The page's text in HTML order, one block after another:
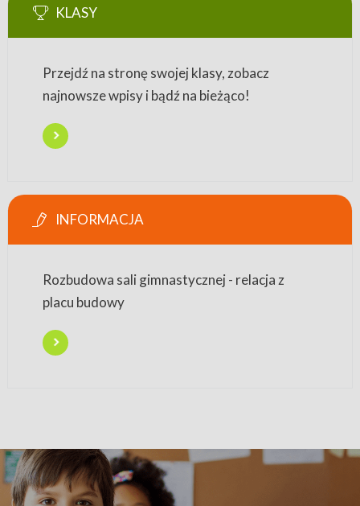
KLASY
Przejdź na stronę swojej klasy, zobacz
najnowsze wpisy i bądź na bieżąco!
INFORMACJA
Rozbudowa sali gimnastycznej - relacja z
placu budowy